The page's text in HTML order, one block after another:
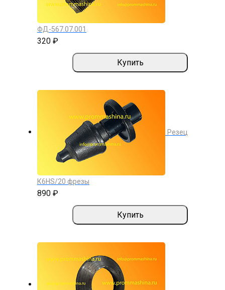
ФД-567.07.001
320 ₽
Купить
Резец
К6HS/20 фрезы
890 ₽
Купить